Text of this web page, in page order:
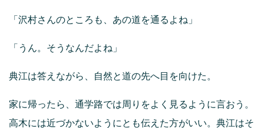
「沢村さんのところも、あの道を通るよね」
「うん。そうなんだよね」
典江は答えながら、自然と道の先へ目を向けた。
家に帰ったら、通学路では周りをよく見るように言おう。
高木には近づかないようにとも伝えた方がいい。典江はそ